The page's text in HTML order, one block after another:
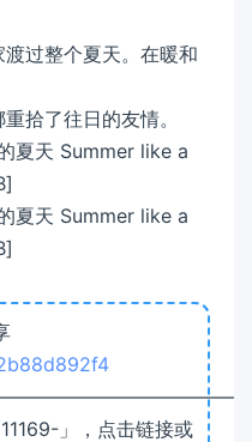
渡过整个夏天。在暖和
拾了往日的友情。
」，点击链接或